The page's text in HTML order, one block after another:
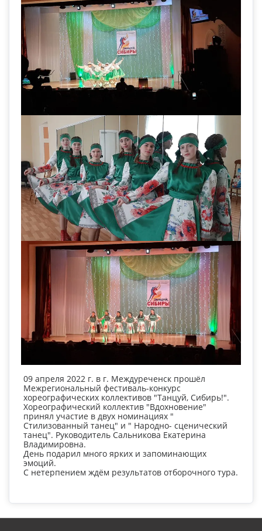
09 апреля 2022 г. в г. Междуреченск прошёл
Межрегиональный фестиваль-конкурс
хореографических коллективов "Танцуй, Сибирь!".
Хореографический коллектив "Вдохновение"
принял участие в двух номинациях "
Стилизованный танец" и " Народно- сценический
танец". Руководитель Сальникова Екатерина
Владимировна.
День подарил много ярких и запоминающих
эмоций.
С нетерпением ждём результатов отборочного тура.